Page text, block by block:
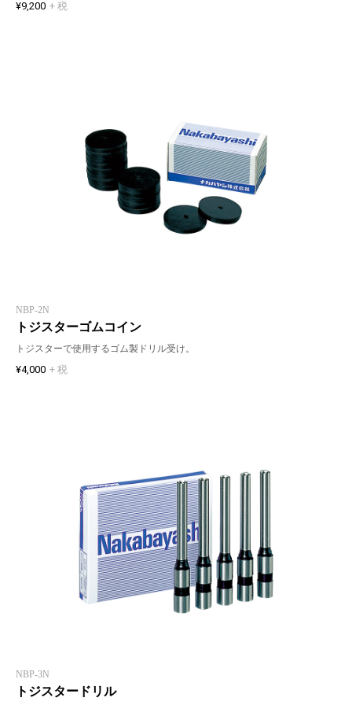
¥9,200 + 税
NBP-2N
トジスターゴムコイン
トジスターで使用するゴム製ドリル受け。
¥4,000 + 税
NBP-3N
トジスタードリル